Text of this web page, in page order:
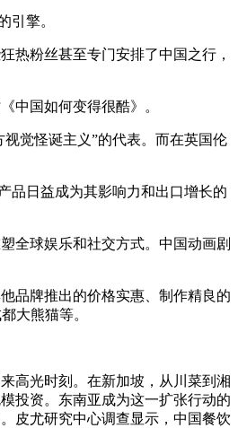
引擎。
粉丝甚至专门安排了中国之行，
国如何变得很酷》。
觉怪诞主义”的代表。而在英国伦
品日益成为其影响力和出口增长的
全球娱乐和社交方式。中国动画剧
品牌推出的价格实惠、制作精良的
大熊猫等。
高光时刻。在新加坡，从川菜到湘
投资。东南亚成为这一扩张行动的
皮尤研究中心调查显示，中国餐饮